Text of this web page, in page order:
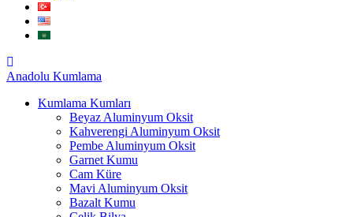
Anadolu Kumlama
Kumlama Kumları
Beyaz Aluminyum Oksit
Kahverengi Aluminyum Oksit
Pembe Aluminyum Oksit
Garnet Kumu
Cam Küre
Mavi Aluminyum Oksit
Bazalt Kumu